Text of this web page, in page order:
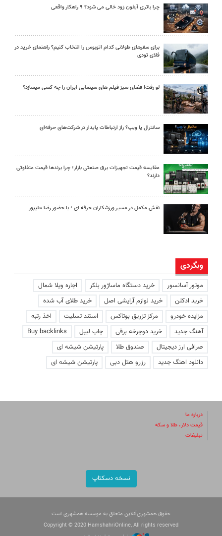
چرا باتری آیفون زود خالی می شود؟ ۹ راهکار واقعی
برای سفرهای طولانی کدام اتوبوس را انتخاب کنیم؟ راهنمای خرید در
فلای تودی
لو رفت! فضای سبز فیلم های سینمایی ایران را چه کسی میسازد؟
سانترال یا ویپ؟ راز ارتباطات پایدار در شرکت‌های حرفه‌ای
مقایسه قیمت تجهیزات برق صنعتی بازار؛ چرا برندها قیمت متفاوتی
دارند؟
نقش مکمل در مسیر ورزشکاران حرفه ای ؛ با حضور رضا علیپور
وبگردی
موتور آسانسور خرید دستگاه ماساژور بلکر
اجاره ویلا شمال
خرید ادکلن
خرید لوازم آرایشی اصل
خرید طلای آب شده
مزایده خودرو
مرکز تزریق بوتاکس استند تسلیت
اخذ رتبه
آهنگ جدید
خرید دوچرخه برقی چاپ لیبل
Buy backlinks
صرافی ارز دیجیتال
صندوق طلا
پارتیشن شیشه ای
دانلود اهنگ جدید
رزرو هتل دبی پارتیشن شیشه ای
درباره ما
قیمت دلار، طلا و سکه
تبلیغات
نسخه دسکتاپ
حقوق همشهری‌آنلاین متعلق به موسسه همشهری است
Copyright © 2020 HamshahriOnline, All rights reserved